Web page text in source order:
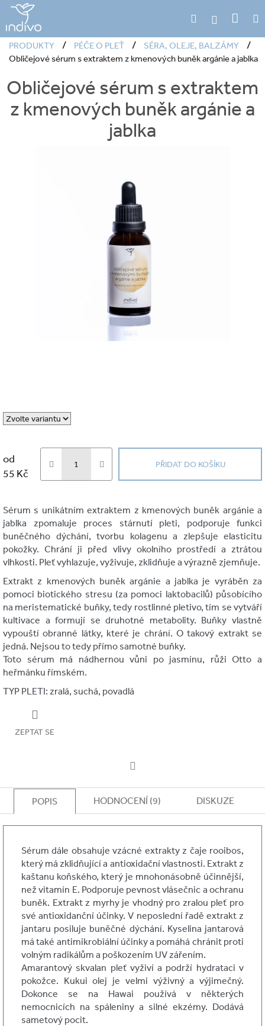
Přejít
obsah
HledatPřihlášení
košík
PRODUKTY / PÉČE O PLEŤ / SÉRA, OLEJE, BALZÁMY /
Obličejové sérum s extraktem z kmenových buněk argánie a jablka
Obličejové sérum s extraktem
z kmenových buněk argánie a
jablka
od
55 Kč
PŘIDAT DO KOŠÍKU
Sérum s unikátním extraktem z kmenových buněk argánie a
jablka zpomaluje proces stárnutí pleti, podporuje funkci
buněčného dýchání, tvorbu kolagenu a zlepšuje elasticitu
pokožky. Chrání ji před vlivy okolního prostředí a ztrátou
vlhkosti. Pleť vyhlazuje, vyživuje, zklidňuje a výrazně zjemňuje.
Extrakt z kmenových buněk argánie a jablka je vyráběn za
pomoci biotického stresu (za pomoci laktobacilů) působícího
na meristematické buňky, tedy rostlinné pletivo, tím se vytváří
kultivace a formují se druhotné metabolity. Buňky vlastně
vypouští obranné látky, které je chrání. O takový extrakt se
jedná. Nejsou to tedy přímo samotné buňky​.
Toto sérum má nádhernou vůni po jasmínu, růži Otto a
heřmánku římském.
TYP PLETI: zralá, suchá, povadlá
ZEPTAT SE
POPIS HODNOCENÍ (9) DISKUZE
Sérum dále obsahuje vzácné extrakty z čaje rooibos,
který má zklidňující a antioxidační vlastnosti. Extrakt z
kaštanu koňského, který je mnohonásobně účinnější,
než vitamín E. Podporuje pevnost vlásečnic a ochranu
buněk. Extrakt z myrhy je vhodný pro zralou pleť pro
své antioxidanční účinky. V neposlední řadě extrakt z
jantaru posiluje buněčné dýchání. Kyselina jantarová
má také antimikrobiální účinky a pomáhá chránit proti
volným radikálům a poškozením UV zářením.
Amarantový skvalan pleť vyživí a podrží hydrataci v
pokožce. Kukui olej je velmi výživný a výjimečný.
Dokonce se na Hawai používá v některých
nemocnicích na spáleniny a silné ekzémy. Dodává
sametový pocit.